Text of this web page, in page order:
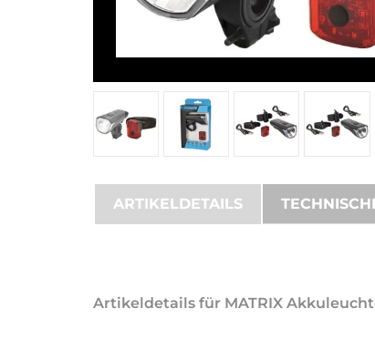
ARTIKELDETAILS
Artikeldetails für MATRIX